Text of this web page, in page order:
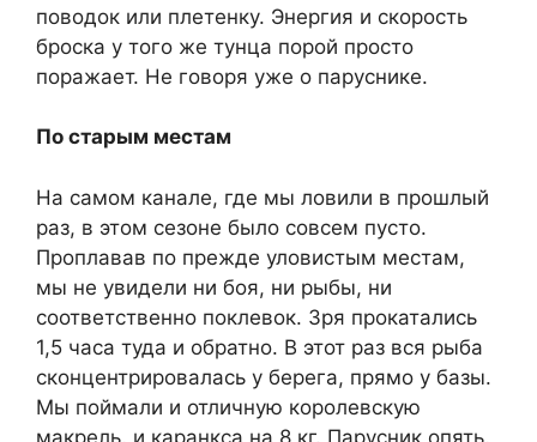
поводок или плетенку. Энергия и скорость
броска у того же тунца порой просто
поражает. Не говоря уже о паруснике.
По старым местам
На самом канале, где мы ловили в прошлый
раз, в этом сезоне было совсем пусто.
Проплавав по прежде уловистым местам,
мы не увидели ни боя, ни рыбы, ни
соответственно поклевок. Зря прокатались
1,5 часа туда и обратно. В этот раз вся рыба
сконцентрировалась у берега, прямо у базы.
Мы поймали и отличную королевскую
макрель, и каранкса на 8 кг. Парусник опять,